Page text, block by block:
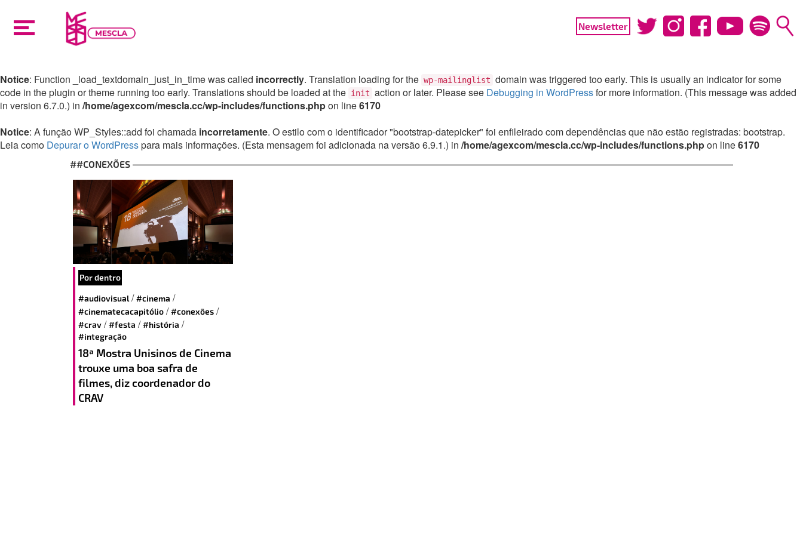
Notice: Function _load_textdomain_just_in_time was called incorrectly. Translation loading for the wp-mailinglist domain was triggered too early. This is usually an indicator for some
code in the plugin or theme running too early. Translations should be loaded at the init action or later. Please see Debugging in WordPressfor more information. (This message was added
in version 6.7.0.) in /home/agexcom/mescla.cc/wp-includes/functions.phpon line6170
Notice: A função WP_Styles::add foi chamada incorretamente. O estilo com o identificador "bootstrap-datepicker" foi enfileirado com dependências que não estão registradas: bootstrap.
Leia como Depurar o WordPresspara mais informações. (Esta mensagem foi adicionada na versão 6.9.1.) in /home/agexcom/mescla.cc/wp-includes/functions.phpon line6170
Newsletter
##CONEXÕES
Por dentro
#audiovisual/#cinema /
#cinematecacapitólio /#conexões /
#crav /#festa /#história /
#integração
18ª Mostra Unisinos de Cinema
trouxe uma boa safra de
filmes, diz coordenador do
CRAV